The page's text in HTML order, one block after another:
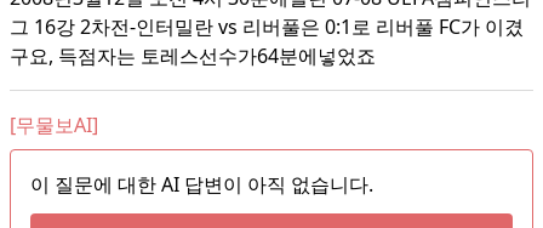
그 16강 2차전-인터밀란 vs 리버풀은 0:1로 리버풀 FC가 이겼
구요, 득점자는 토레스선수가64분에넣었죠
[무물보AI]
이 질문에 대한 AI 답변이 아직 없습니다.